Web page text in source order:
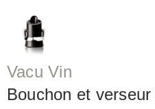
Vacu Vin
Bouchon et